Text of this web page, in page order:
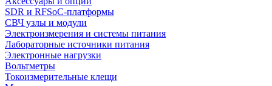
SDR и RFSoC‑платформы
СВЧ узлы и модули
Электроизмерения и системы питания
Лабораторные источники питания
Электронные нагрузки
Вольтметры
Токоизмерительные клещи